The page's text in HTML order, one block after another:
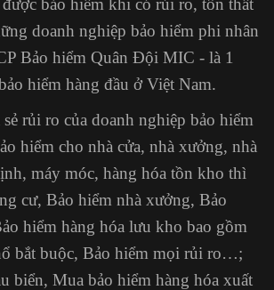
doanh nghiệp bảo hiểm phi nhân
Bảo hiểm Quân Đội MIC - là 1
hiểm hàng đầu ở Việt Nam.
rủi ro của doanh nghiệp bảo hiểm
hiểm cho nhà cửa, nhà xưởng, nhà
máy móc, hàng hóa tồn kho thì
cư, Bảo hiểm nhà xưởng, Bảo
hiểm hàng hóa lưu kho bao gồm
bắt buộc, Bảo hiểm mọi rủi ro…;
biển, Mua bảo hiểm hàng hóa xuất